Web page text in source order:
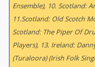
Ensemble), 10. Scotland:
11.Scotland: Old Scotch
Scotland: The Piper Of
Players), 13. Ireland:
(Turaloora) (Irish Folk